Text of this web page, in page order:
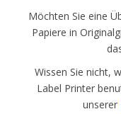
Möchten Sie eine
Papiere in
Wissen Sie nicht,
Label Printer
unserer